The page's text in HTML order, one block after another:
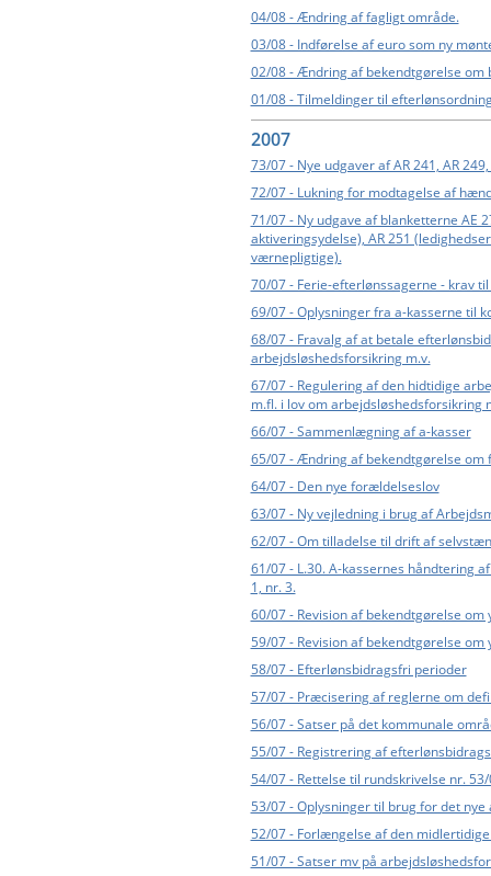
04/08 - Ændring af fagligt område.
03/08 - Indførelse af euro som ny
02/08 - Ændring af bekendtgørelse om
01/08 - Tilmeldinger til
2007
73/07 - Nye udgaver af AR 241, AR
72/07 - Lukning for modtagelse af
71/07 - Ny udgave af blanketterne AE
aktiveringsydelse), AR 251
værnepligtige).
70/07 - Ferie-efterlønssagerne - krav
69/07 - Oplysninger fra a-kasserne til
68/07 - Fravalg af at betale
arbejdsløshedsforsikring m.v.
67/07 - Regulering af den hidtidige
m.fl. i lov om arbejdsløshedsforsikring
66/07 - Sammenlægning af a-kasser
65/07 - Ændring af bekendtgørelse
64/07 - Den nye forældelseslov
63/07 - Ny vejledning i brug af
62/07 - Om tilladelse til drift af
61/07 - L.30. A-kassernes håndtering
1, nr. 3.
60/07 - Revision af bekendtgørelse
59/07 - Revision af bekendtgørelse
58/07 - Efterlønsbidragsfri perioder
57/07 - Præcisering af reglerne om
56/07 - Satser på det kommunale
55/07 - Registrering af
54/07 - Rettelse til rundskrivelse nr.
53/07 - Oplysninger til brug for det
52/07 - Forlængelse af den
51/07 - Satser mv på